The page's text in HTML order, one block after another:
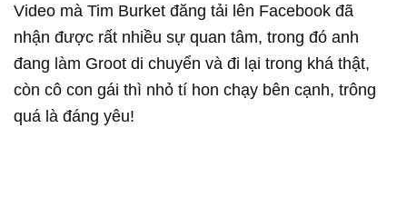
Video mà Tim Burket đăng tải lên Facebook đã
nhận được rất nhiều sự quan tâm, trong đó anh
đang làm Groot di chuyển và đi lại trong khá thật,
còn cô con gái thì nhỏ tí hon chạy bên cạnh, trông
quá là đáng yêu!